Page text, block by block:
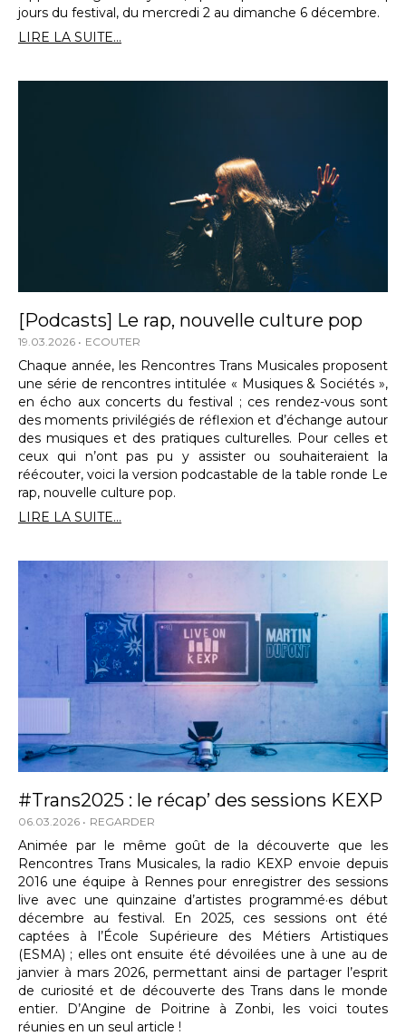
jours du festival, du mercredi 2 au dimanche 6 décembre.
LIRE LA SUITE...
[Podcasts] Le rap, nouvelle culture pop
19.03.2026 ECOUTER
Chaque année, les Rencontres Trans Musicales proposent
une série de rencontres intitulée « Musiques & Sociétés »,
en écho aux concerts du festival ; ces rendez-vous sont
des moments privilégiés de réflexion et d’échange autour
des musiques et des pratiques culturelles. Pour celles et
ceux qui n’ont pas pu y assister ou souhaiteraient la
réécouter, voici la version podcastable de la table ronde Le
rap, nouvelle culture pop.
LIRE LA SUITE...
#Trans2025 : le récap’ des sessions KEXP
06.03.2026 REGARDER
Animée par le même goût de la découverte que les
Rencontres Trans Musicales, la radio KEXP envoie depuis
2016 une équipe à Rennes pour enregistrer des sessions
live avec une quinzaine d’artistes programmé·es début
décembre au festival. En 2025, ces sessions ont été
captées à l’École Supérieure des Métiers Artistiques
(ESMA) ; elles ont ensuite été dévoilées une à une au de
janvier à mars 2026, permettant ainsi de partager l’esprit
de curiosité et de découverte des Trans dans le monde
entier. D’Angine de Poitrine à Zonbi, les voici toutes
réunies en un seul article !